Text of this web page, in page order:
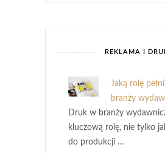
REKLAMA I
Jaką rolę
branży
Druk w branży
kluczową rolę, nie tylko
do produkcji …